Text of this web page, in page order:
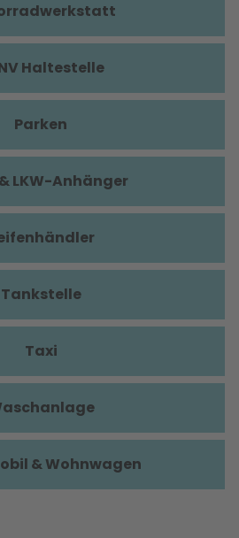
Haltestelle
Parken
LKW-Anhänger
Tankstelle
Taxi
& Wohnwagen